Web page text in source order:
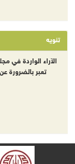
تنويه
الآراء الواردة في
تعبر بالضرورة